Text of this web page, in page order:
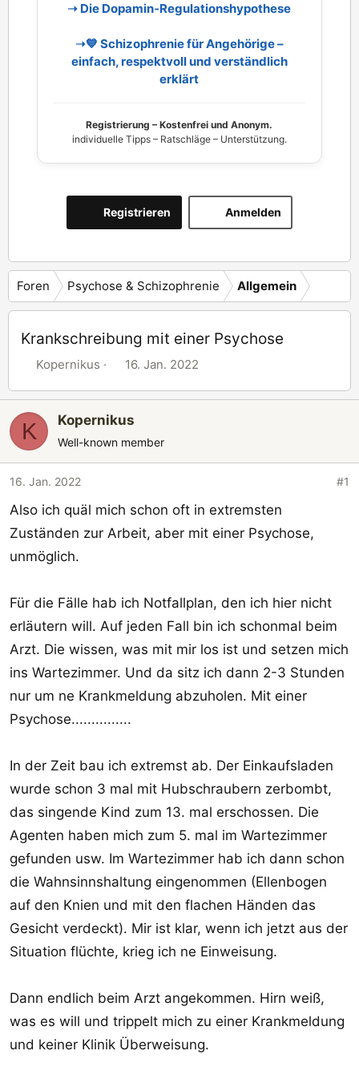
➝ Die Dopamin‑Regulationshypothese
➝💙 Schizophrenie für Angehörige –
einfach, respektvoll und verständlich
erklärt
Registrierung – Kostenfrei und Anonym.
individuelle Tipps – Ratschläge – Unterstützung.
Anmelden
Registrieren
Foren Psychose & Schizophrenie Allgemein
Krankschreibung mit einer Psychose
E
s
t
e
l
l
r
Kopernikus
E
s
t
e
l
a
m
16. Jan. 2022
K Kopernikus
Well-known member
16. Jan. 2022 #1
Also ich quäl mich schon oft in extremsten
Zuständen zur Arbeit, aber mit einer Psychose,
unmöglich.
Für die Fälle hab ich Notfallplan, den ich hier nicht
erläutern will. Auf jeden Fall bin ich schonmal beim
Arzt. Die wissen, was mit mir los ist und setzen mich
ins Wartezimmer. Und da sitz ich dann 2-3 Stunden
nur um ne Krankmeldung abzuholen. Mit einer
Psychose...............
In der Zeit bau ich extremst ab. Der Einkaufsladen
wurde schon 3 mal mit Hubschraubern zerbombt,
das singende Kind zum 13. mal erschossen. Die
Agenten haben mich zum 5. mal im Wartezimmer
gefunden usw. Im Wartezimmer hab ich dann schon
die Wahnsinnshaltung eingenommen (Ellenbogen
auf den Knien und mit den flachen Händen das
Gesicht verdeckt). Mir ist klar, wenn ich jetzt aus der
Situation flüchte, krieg ich ne Einweisung.
Dann endlich beim Arzt angekommen. Hirn weiß,
was es will und trippelt mich zu einer Krankmeldung
und keiner Klinik Überweisung.